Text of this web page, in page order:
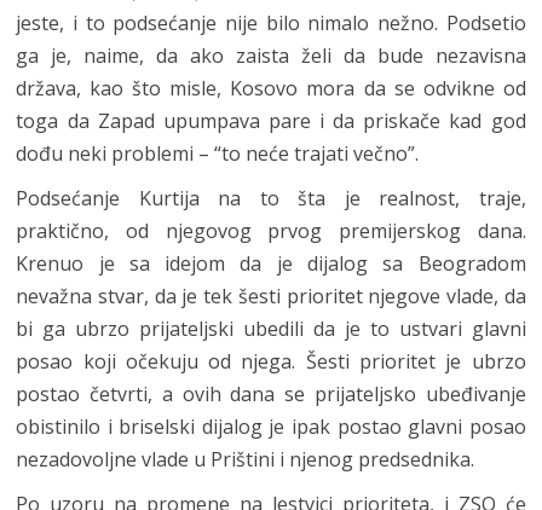
jeste, i to podsećanje nije bilo nimalo nežno. Podsetio
ga je, naime, da ako zaista želi da bude nezavisna
država, kao što misle, Kosovo mora da se odvikne od
toga da Zapad upumpava pare i da priskače kad god
dođu neki problemi – “to neće trajati večno”.
Podsećanje Kurtija na to šta je realnost, traje,
praktično, od njegovog prvog premijerskog dana.
Krenuo je sa idejom da je dijalog sa Beogradom
nevažna stvar, da je tek šesti prioritet njegove vlade, da
bi ga ubrzo prijateljski ubedili da je to ustvari glavni
posao koji očekuju od njega. Šesti prioritet je ubrzo
postao četvrti, a ovih dana se prijateljsko ubeđivanje
obistinilo i briselski dijalog je ipak postao glavni posao
nezadovoljne vlade u Prištini i njenog predsednika.
Po uzoru na promene na lestvici prioriteta, i ZSO će